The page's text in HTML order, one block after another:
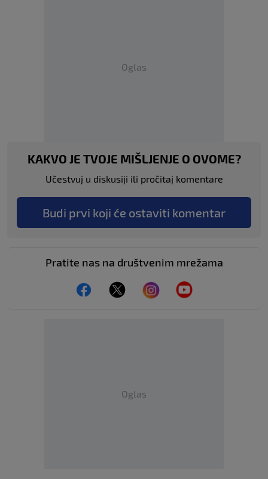
Oglas
KAKVO JE TVOJE MIŠLJENJE O OVOME?
Učestvuj u diskusiji ili pročitaj komentare
Budi prvi koji će ostaviti komentar
Pratite nas na društvenim mrežama
Oglas